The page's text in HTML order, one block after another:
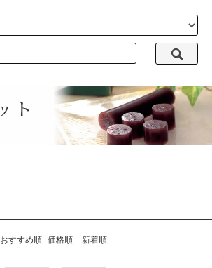
おすすめ順 価格順 新着順